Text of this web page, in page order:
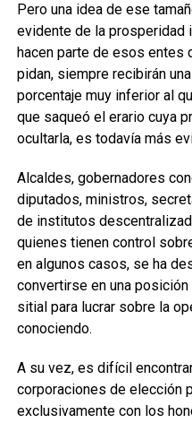
Pero una idea de ese
evidente de la prosperidad
hacen parte de esos entes
pidan, siempre recibirán
porcentaje muy inferior al
que saqueó el erario cuya
ocultarla, es todavía más
Alcaldes, gobernadores
diputados, ministros,
de institutos
quienes tienen control
en algunos casos, se ha
convertirse en una
sitial para lucrar sobre la
conociendo.
A su vez, es difícil
corporaciones de elección
exclusivamente con los